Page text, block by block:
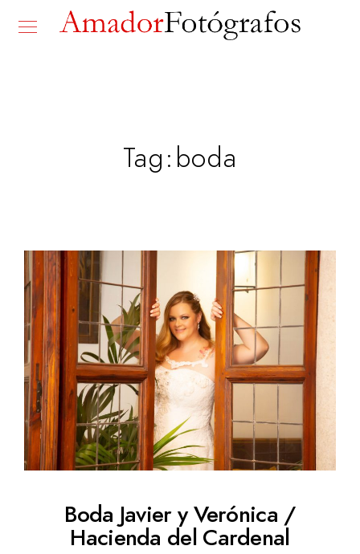
Tag:boda
Boda Javier y Verónica /
Hacienda del Cardenal